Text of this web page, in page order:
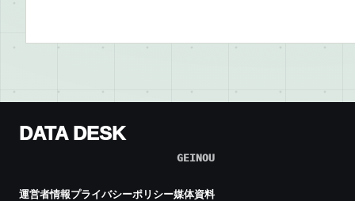
DATA DESK
GEINOU
運営者情報プライバシーポリシー媒体資料